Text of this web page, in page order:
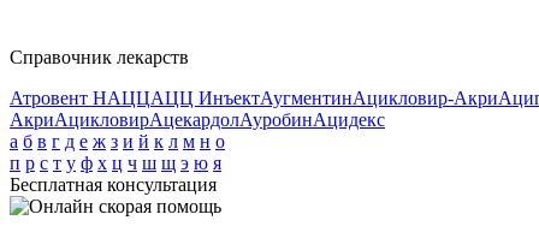
Справочник лекарств
Атровент НАЦЦАЦЦ ИнъектАугментинАцикловир-Акри
АкриАцикловирАцекардолАуробинАцидекс
а б в г д е ж з и й к л м н о
п р с т у ф х ц ч ш щ э ю я
Бесплатная консультация